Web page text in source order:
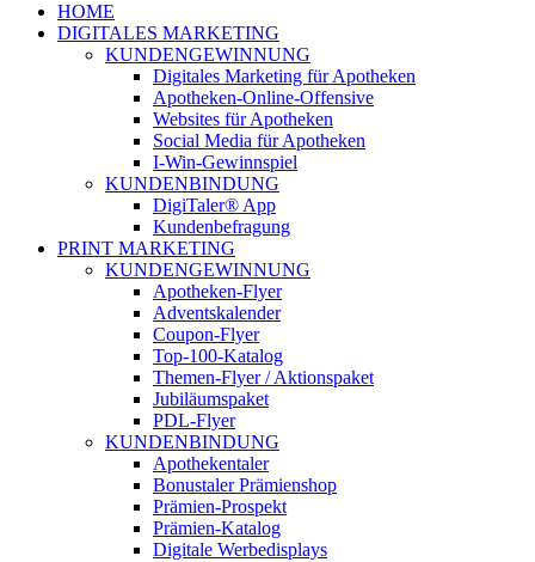
HOME
DIGITALES MARKETING
KUNDENGEWINNUNG
Digitales Marketing für Apotheken
Apotheken-Online-Offensive
Websites für Apotheken
Social Media für Apotheken
I-Win-Gewinnspiel
KUNDENBINDUNG
DigiTaler® App
Kundenbefragung
PRINT MARKETING
KUNDENGEWINNUNG
Apotheken-Flyer
Adventskalender
Coupon-Flyer
Top-100-Katalog
Themen-Flyer / Aktionspaket
Jubiläumspaket
PDL-Flyer
KUNDENBINDUNG
Apothekentaler
Bonustaler Prämienshop
Prämien-Prospekt
Prämien-Katalog
Digitale Werbedisplays